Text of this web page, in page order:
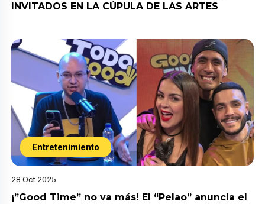
INVITADOS EN LA CÚPULA DE LAS ARTES
Entretenimiento
28 Oct 2025
¡”Good Time” no va más! El “Pelao” anuncia el